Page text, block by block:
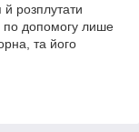
й розплутати
по допомогу лише
та його